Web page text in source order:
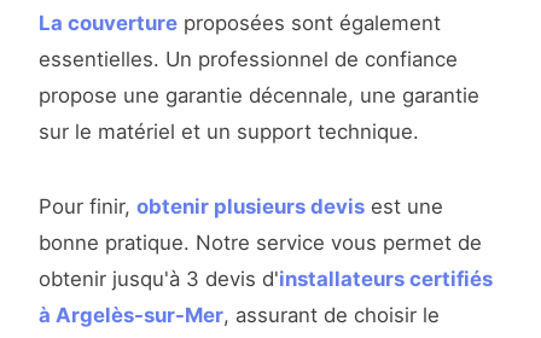
La couverture proposées sont également
essentielles. Un professionnel de confiance
propose une garantie décennale, une garantie
sur le matériel et un support technique.
Pour finir, obtenir plusieurs devis est une
bonne pratique. Notre service vous permet de
obtenir jusqu'à 3 devis d'installateurs certifiés
à Argelès-sur-Mer, assurant de choisir le